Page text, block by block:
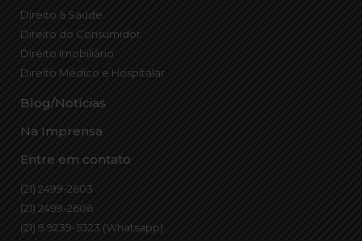
Direito à Saúde
Direito do Consumidor
Direito Imobiliário
Direito Médico e Hospitalar
Blog/Notícias
Na Imprensa
Entre em contato
(21) 2499-2603
(21) 2499-2606
(21) 9 9239-5323 (Whatsapp)